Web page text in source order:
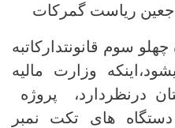
ریاست گمرکات
سوم قانونتدارکاتبه
وزارت مالیه
درنظردارد، پروژه
های تکت نمبر